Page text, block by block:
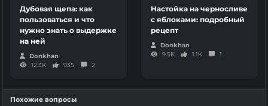
Дубовая щепа: как
пользоваться и что
нужно знать о выдержке
на ней
Donkhan
12.3K
935 2
Настойка на черносливе
с яблоками: подробный
рецепт
Donkhan
9.5K
1.1K 1
Похожие вопросы